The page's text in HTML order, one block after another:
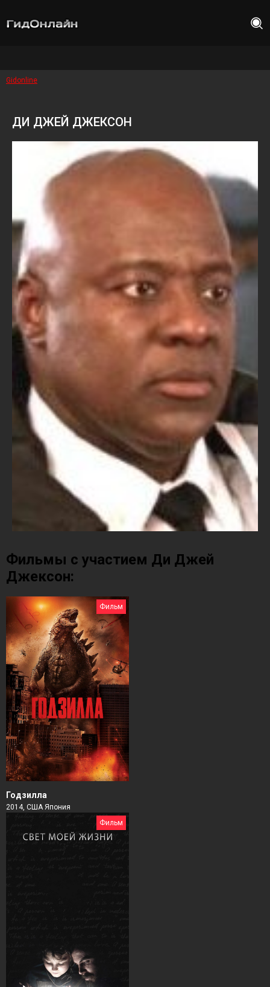
Gidonline
ДИ ДЖЕЙ ДЖЕКСОН
Фильмы с участием Ди Джей
Джексон:
Фильм
Годзилла
2014, США Япония
Фильм